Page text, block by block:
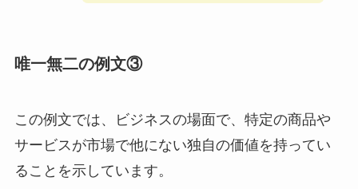
唯一無二の例文③
この例文では、ビジネスの場面で、特定の商品や
サービスが市場で他にない独自の価値を持ってい
ることを示しています。